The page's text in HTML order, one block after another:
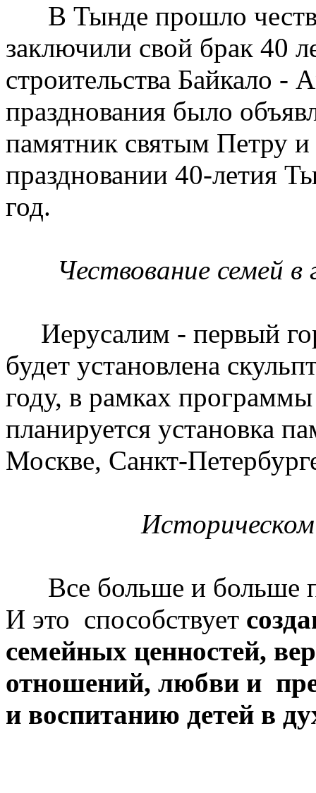
В Тынде прошло
заключили свой брак 40
строительства Байкало
празднования было
памятник святым Петру
праздновании 40-летия
год.
Чествование семей
Иерусалим - первый
будет установлена
году, в рамках
планируется установка
Москве, Санкт-
Все больше и больше
И это способствует
семейных ценностей,
отношений, любви и
и воспитанию детей в